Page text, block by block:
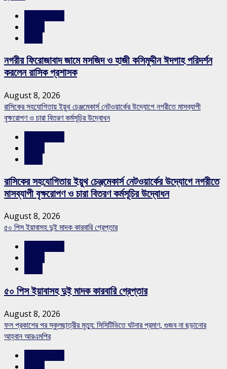
নগরীর ফিরোজাবাদ জামে মসজিদ ও হাজী কসিমুদ্দীন ঈদগাহ পরিদর্শন
করলেন রাসিক প্রশাসক
August 8, 2026
রাসিকের সহযোগিতায় ইয়ুথ চেঞ্জমেকার্স নেটওয়ার্কের উদ্যোগে নগরীতে মাসব্যাপী
বৃক্ষরোপণ ও চারা বিতরণ কর্মসূচির উদ্বোধন
রাসিকের সহযোগিতায় ইয়ুথ চেঞ্জমেকার্স নেটওয়ার্কের উদ্যোগে নগরীতে
মাসব্যাপী বৃক্ষরোপণ ও চারা বিতরণ কর্মসূচির উদ্বোধন
August 8, 2026
৫০ পিস ইয়াবাসহ দুই মাদক কারবারি গ্রেপ্তার
৫০ পিস ইয়াবাসহ দুই মাদক কারবারি গ্রেপ্তার
August 8, 2026
ফল প্রকাশের পর স্কুলছাত্রীর মৃত্যু: সিসিটিভিতে ঘটনার প্রমাণ, গুজব না ছড়ানোর
আহ্বান আরএমপির